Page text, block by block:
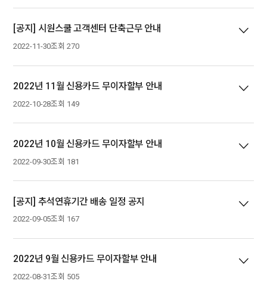
[공지] 시원스쿨 고객센터 단축근무 안내
2022-11-30조회 270
2022년 11월 신용카드 무이자할부 안내
2022-10-28조회 149
2022년 10월 신용카드 무이자할부 안내
2022-09-30조회 181
[공지] 추석연휴기간 배송 일정 공지
2022-09-05조회 167
2022년 9월 신용카드 무이자할부 안내
2022-08-31조회 505